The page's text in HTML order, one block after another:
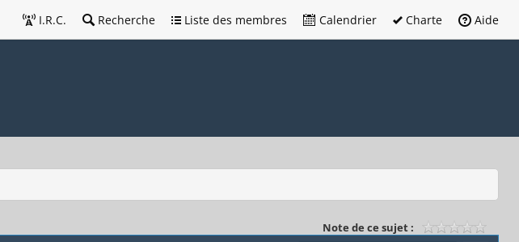
I.R.C. Recherche Liste des membres Calendrier Charte Aide
Note de ce sujet :